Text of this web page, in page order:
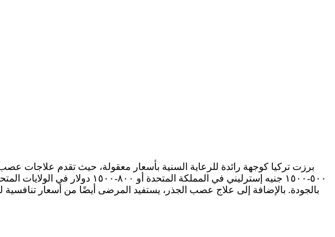
بالجودة. بالإضافة إلى علاج عصب الجذر، يستفيد المرضى أيضًا من أسعار تنافسية